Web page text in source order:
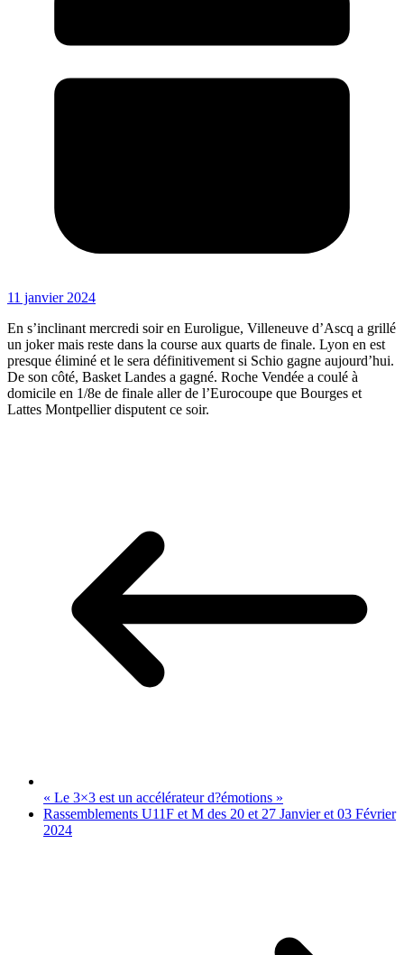
11 janvier 2024
En s’inclinant mercredi soir en Euroligue, Villeneuve d’Ascq a grillé
un joker mais reste dans la course aux quarts de finale. Lyon en est
presque éliminé et le sera définitivement si Schio gagne aujourd’hui.
De son côté, Basket Landes a gagné. Roche Vendée a coulé à
domicile en 1/8e de finale aller de l’Eurocoupe que Bourges et
Lattes Montpellier disputent ce soir.
« Le 3×3 est un accélérateur d?émotions »
Rassemblements U11F et M des 20 et 27 Janvier et 03 Février
2024